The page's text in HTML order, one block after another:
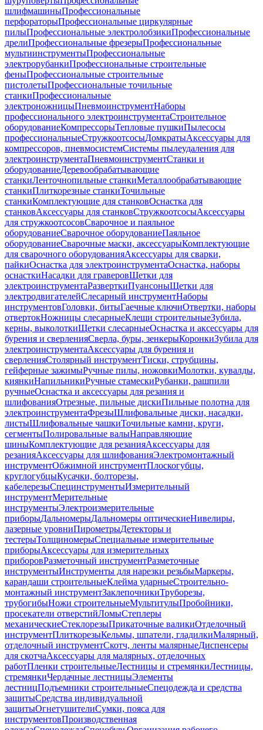
шлифмашиныПрофессиональные
перфораторыПрофессиональные циркулярные
пилыПрофессиональные электролобзикиПрофессиональные
дрелиПрофессиональные фрезерыПрофессиональные
мультиинструментыПрофессиональные
электрорубанкиПрофессиональные строительные
феныПрофессиональные строительные
пистолетыПрофессиональные точильные
станкиПрофессиональные
электроножницыПневмоинструментНаборы
профессионального электроинструментаСтроительное
оборудованиеКомпрессорыТепловые пушкиПылесосы
профессиональныеСтружкоотсосыДомкратыАксессуары для
компрессоров, пневмосистемСистемы пылеудаления для
электроинструментаПневмоинструментСтанки и
оборудованиеДеревообрабатывающие
станкиЛенточнопильные станкиМеталлообрабатывающие
станкиПлиткорезные станкиТочильные
станкиКомплектующие для станковОснастка для
станковАксессуары для станковСтружкоотсосыАксессуары
для стружкоотсосовСварочное и паяльное
оборудованиеСварочное оборудованиеПаяльное
оборудованиеСварочные маски, аксессуарыКомплектующие
для сварочного оборудованияАксессуары для сварки,
пайкиОснастка для электроинструментаОснастка, наборы
оснасткиНасадки для граверовЩетки для
электроинструментаРазверткиПуансоныЩетки для
электродвигателейСлесарный инструментНаборы
инструментовГоловки, битыГаечные ключиОтвертки, наборы
отвертокНожницы слесарныеКлещи строительныеЗубила,
керны, выколоткиЩетки слесарныеОснастка и аксессуары для
бурения и сверленияСверла, буры, зенкерыКоронкиЗубила для
электроинструментаАксессуары для бурения и
сверленияСтолярный инструментТиски, струбцины,
гейферные зажимыРучные пилы, ножовкиМолотки, кувалды,
киянкиНапильникиРучные стамескиРубанки, рашпили
ручныеОснастка и аксессуары для резания и
шлифованияОтрезные, пильные дискиПильные полотна для
электроинструментаФрезыШлифовальные диски, насадки,
листыШлифовальные чашкиТочильные камни, круги,
сегментыПолировальные валыНаправляющие
шиныКомплектующие для резанияАксессуары для
резанияАксессуары для шлифованияЭлектромонтажный
инструментОбжимной инструментПлоскогубцы,
круглогубцыКусачки, болторезы,
кабелерезыСпецинструментыИзмерительный
инструментМерительные
инструментыЭлектроизмерительные
приборыДальномерыДальномеры оптическиеНивелиры,
лазерные уровниПирометрыДетекторы и
тестерыТолщиномерыСпециальные измерительные
приборыАксессуары для измерительных
приборовРазметочный инструментРазметочные
инструментыИнструменты для нарезки резьбыМаркеры,
карандаши строительныеКлейма ударныеСтроительно-
монтажный инструментЗаклепочникиТруборезы,
трубогибыНожи строительныеМультитулыПробойники,
просекатели отверстийЛомыСтеплеры
механическиеСтеклорезыПрикаточные валикиОтделочный
инструментПлиткорезыКельмы, шпатели, гладилкиМалярный,
отделочный инструментСкотч, ленты малярныеДиспенсеры
для скотчаАксессуары для малярных, отделочных
работПленки строительныеЛестницы и стремянкиЛестницы,
стремянкиЧердачные лестницыЭлементы
лестницПодъемники строительныеСпецодежда и средства
защитыСредства индивидуальной
защитыОгнетушителиСумки, пояса для
инструментовПроизводственная